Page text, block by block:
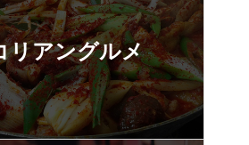
リアングルメ